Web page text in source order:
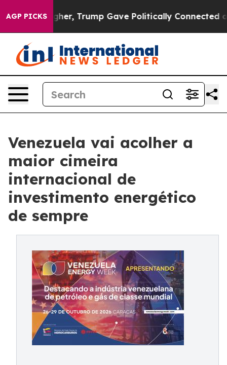
AGP PICKS
Higher, Trump Gave Politically Connected oil
Venezuela vai acolher a
maior cimeira
internacional de
investimento energético
de sempre